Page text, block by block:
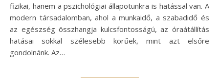
fizikai, hanem a pszichológiai állapotunkra is hatással van. A
modern társadalomban, ahol a munkaidő, a szabadidő és
az egészség összhangja kulcsfontosságú, az óraátállítás
hatásai sokkal szélesebb körűek, mint azt elsőre
gondolnánk. Az…